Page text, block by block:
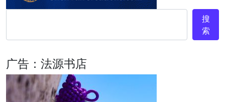
搜
索
广告：法源书店